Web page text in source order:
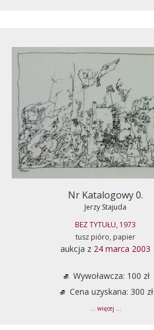
Nr Katalogowy 0.
Jerzy Stajuda
BEZ TYTUŁU, 1973
tusz pióro, papier
aukcja z 24 marca 2003
Wywoławcza: 100 zł
Cena uzyskana: 300 zł
... więcej ...